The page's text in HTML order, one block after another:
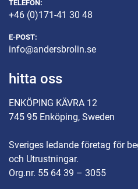
TELEFON:
+46 (0)171-41 30 48
E-POST:
info@andersbrolin.se
hitta oss
ENKÖPING KÄVRA 12
745 95 Enköping, Sweden
Sveriges ledande företag för
och Utrustningar.
Org.nr. 55 64 39 – 3055